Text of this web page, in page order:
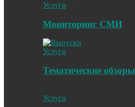
Услуги
Мониторинг СМИ
Услуги
Тематические обзоры
Услуги